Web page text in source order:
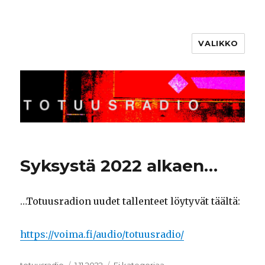
VALIKKO
Syksystä 2022 alkaen…
…Totuusradion uudet tallenteet löytyvät täältä:
https://voima.fi/audio/totuusradio/